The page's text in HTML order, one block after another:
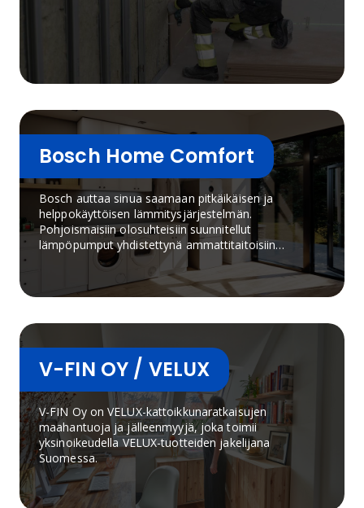
Bosch Home Comfort
Bosch auttaa sinua saamaan pitkäikäisen ja
helppokäyttöisen lämmitysjärjestelmän.
Pohjoismaisiin olosuhteisiin suunnitellut
lämpöpumput yhdistettynä ammattitaitoisiin
myyjiin ja parhaisiin asennustapoihin takaavat
sinulle parhaan lämmityslaitekokonaisuuden.
V-FIN OY / VELUX
V-FIN Oy on VELUX-kattoikkunaratkaisujen
maahantuoja ja jälleenmyyjä, joka toimii
yksinoikeudella VELUX-tuotteiden jakelijana
Suomessa.